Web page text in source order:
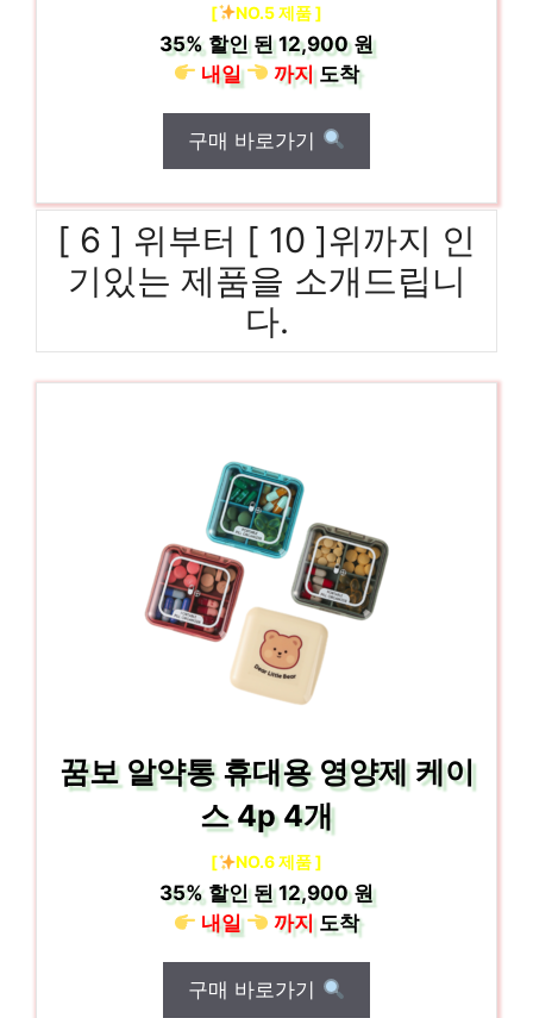
[ NO.5 제품 ]
35% 할인 된12,900 원
내일
까지도착
구매 바로가기
[ 6 ] 위부터 [ 10 ]위까지 인
기있는 제품을 소개드립니
다.
꿈보 알약통 휴대용 영양제 케이
스 4p 4개
[ NO.6 제품 ]
35%할인 된12,900 원
내일
까지도착
구매 바로가기